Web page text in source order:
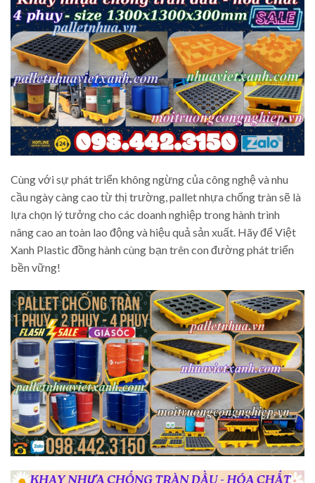
Cùng với sự phát triển không ngừng của công nghệ và nhu
cầu ngày càng cao từ thị trường, pallet nhựa chống tràn sẽ là
lựa chọn lý tưởng cho các doanh nghiệp trong hành trình
nâng cao an toàn lao động và hiệu quả sản xuất. Hãy để Việt
Xanh Plastic đồng hành cùng bạn trên con đường phát triển
bền vững!